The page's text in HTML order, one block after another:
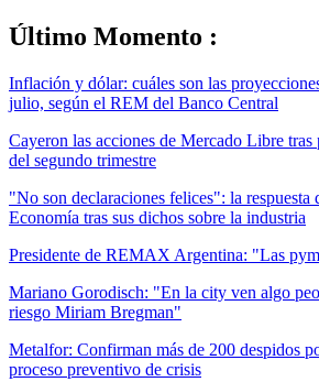
Último Momento :
Inflación y dólar: cuáles son las
julio, según el REM del Banco Central
Cayeron las acciones de Mercado Libre tras
del segundo trimestre
"No son declaraciones felices": la
Economía tras sus dichos sobre la industria
Presidente de REMAX Argentina: "Las
Mariano Gorodisch: "En la city ven algo
riesgo Miriam Bregman"
Metalfor: Confirman más de 200 despidos
proceso preventivo de crisis